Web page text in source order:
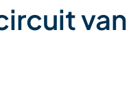
van